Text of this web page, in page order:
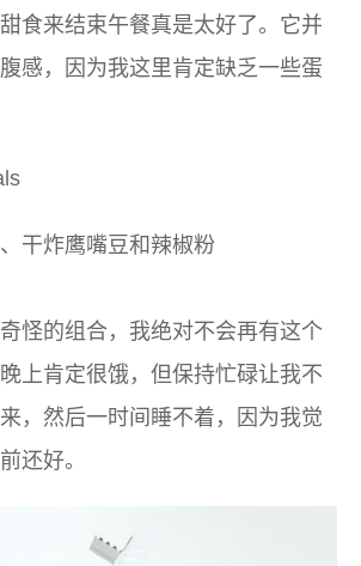
食来结束午餐真是太好了。它并
感，因为我这里肯定缺乏一些蛋
干炸鹰嘴豆和辣椒粉
怪的组合，我绝对不会再有这个
上肯定很饿，但保持忙碌让我不
，然后一时间睡不着，因为我觉
还好。